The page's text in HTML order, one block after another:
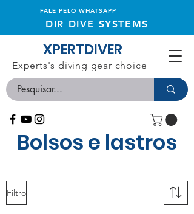
FALE PELO WHATSAPP
DIR DIVE SYSTEMS
XPERTDIVER
Experts's diving gear choice
Bolsos e lastros
Filtro